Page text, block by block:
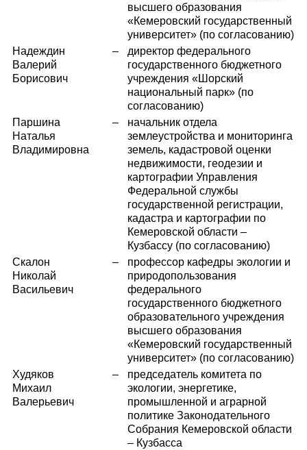
высшего образования
«Кемеровский государственный
университет» (по согласованию)
Надеждин
Валерий
Борисович
–
директор федерального
государственного бюджетного
учреждения «Шорский
национальный парк» (по
согласованию)
Паршина
Наталья
Владимировна
–
начальник отдела
землеустройства и мониторинга
земель, кадастровой оценки
недвижимости, геодезии и
картографии Управления
Федеральной службы
государственной регистрации,
кадастра и картографии по
Кемеровской области –
Кузбассу (по согласованию)
Скалон
Николай
Васильевич
–
профессор кафедры экологии и
природопользования
федерального
государственного бюджетного
образовательного учреждения
высшего образования
«Кемеровский государственный
университет» (по согласованию)
Худяков
Михаил
Валерьевич
–
председатель комитета по
экологии, энергетике,
промышленной и аграрной
политике Законодательного
Собрания Кемеровской области
– Кузбасса